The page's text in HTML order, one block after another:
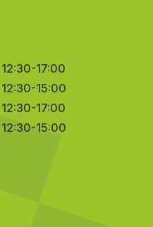
17:00
15:00
17:00
15:00